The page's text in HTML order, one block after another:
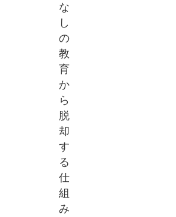
な
し
の
教
育
か
ら
脱
却
す
る
仕
組
み